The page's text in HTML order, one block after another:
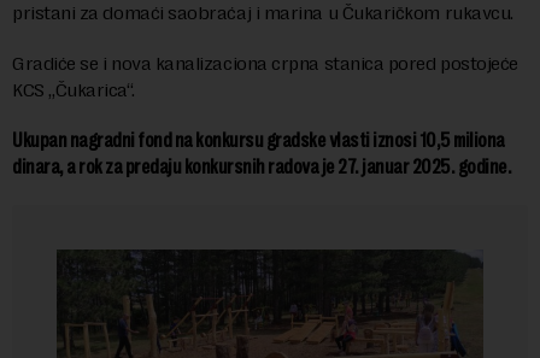
pristani za domaći saobraćaj i marina u Čukaričkom rukavcu.
Gradiće se i nova kanalizaciona crpna stanica pored postojeće
KCS „Čukarica“.
Ukupan nagradni fond na konkursu gradske vlasti iznosi 10,5 miliona
dinara, a rok za predaju konkursnih radova je 27. januar 2025. godine.